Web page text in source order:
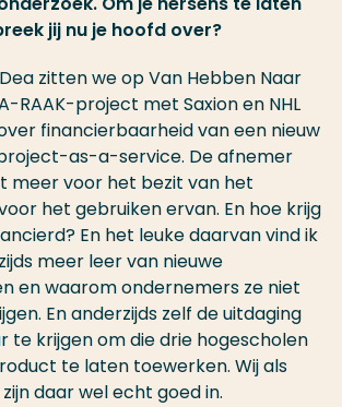
jij nu je hoofd over?
zitten we op Van Hebben Naar
RAAK-project met Saxion en NHL
financierbaarheid van een nieuw
as-a-service. De afnemer
meer voor het bezit van het
het gebruiken ervan. En hoe krijg
En het leuke daarvan vind ik
meer leer van nieuwe
en waarom ondernemers ze niet
En anderzijds zelf de uitdaging
te krijgen om die drie hogescholen
te laten toewerken. Wij als
daar wel echt goed in.